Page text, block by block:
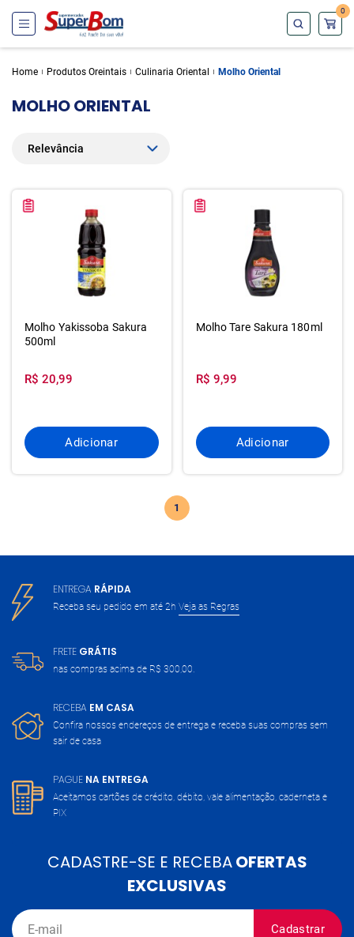
0
Home Produtos Oreintais Culinaria Oriental Molho Oriental
MOLHO ORIENTAL
Molho Yakissoba Sakura
500ml
R$ 20,99
Adicionar
Molho Tare Sakura 180ml
R$ 9,99
Adicionar
1
ENTREGA RÁPIDA
Receba seu pedido em até 2h Veja as Regras
FRETE GRÁTIS
nas compras acima de R$ 300,00.
RECEBA EM CASA
Confira nossos endereços de entrega e receba suas compras sem
sair de casa
PAGUE NA ENTREGA
Aceitamos cartões de crédito, débito, vale alimentação, caderneta e
PIX
CADASTRE-SE E RECEBAOFERTAS
EXCLUSIVAS
Cadastrar